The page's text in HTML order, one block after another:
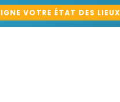
VOTRE ÉTAT DES LIEUX